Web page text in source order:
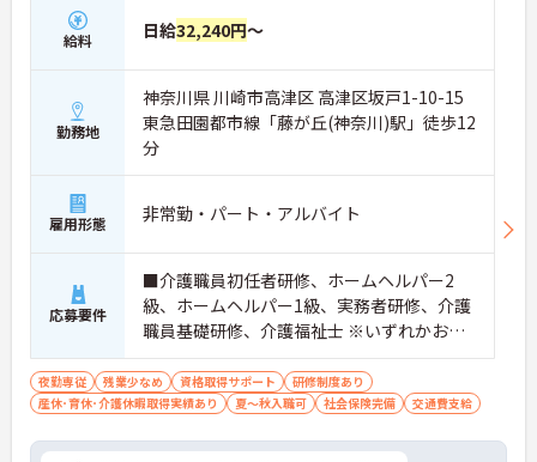
給料 日給32,240円～
勤務地
神奈川県 川崎市高津区 高津区坂戸1-10-15
東急田園都市線「藤が丘(神奈川)駅」徒歩12
分
雇用形態 非常勤・パート・アルバイト
応募要件
■介護職員初任者研修、ホームヘルパー2
級、ホームヘルパー1級、実務者研修、介護
職員基礎研修、介護福祉士 ※いずれかお持
ちの方 ※資格をお持ちでない方も相談可
夜勤専従 残業少なめ 資格取得サポート
研修制度あり
産休･育休･介護休暇取得実績あり
夏～秋入職可 社会保険完備 交通費支給